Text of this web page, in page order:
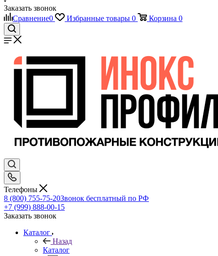
Заказать звонок
Сравнение0 Избранные товары 0 Корзина 0
Телефоны
8 (800) 755-75-20Звонок бесплатный по РФ
+7 (999) 888-00-15
Заказать звонок
Каталог
Назад
Каталог